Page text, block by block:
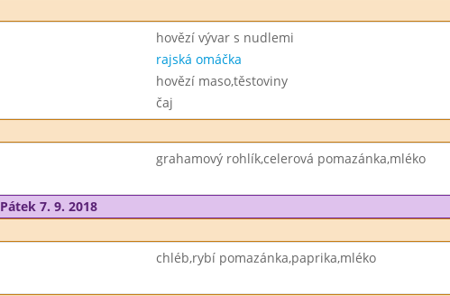
hovězí vývar s nudlemi
rajská omáčka
hovězí maso,těstoviny
čaj
grahamový rohlík,celerová pomazánka,mléko
Pátek 7. 9. 2018
chléb,rybí pomazánka,paprika,mléko